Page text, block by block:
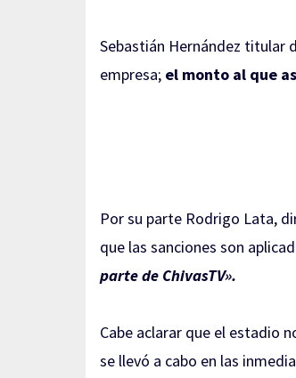
Sebastián Hernández titular
empresa; el monto al que
Por su parte Rodrigo Lata,
que las sanciones son
parte de ChivasTV».
Cabe aclarar que el estadio
se llevó a cabo en las